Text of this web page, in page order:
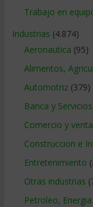
Trabajo en
Industrias (4.874)
Aeronautica (95)
Alimentos,
Automotriz(379)
Banca y
Comercio y
Construccion e
Entretenimiento
Otras industrias
Petroleo,